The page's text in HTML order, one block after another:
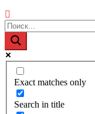
Exact matches only
Search in title